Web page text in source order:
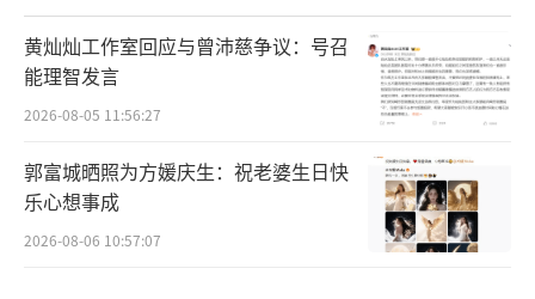
黄灿灿工作室回应与曾沛慈争议：号召
能理智发言
2026-08-05 11:56:27
郭富城晒照为方媛庆生：祝老婆生日快
乐心想事成
2026-08-06 10:57:07